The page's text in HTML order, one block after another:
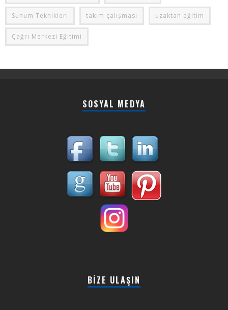
Sunum Teknikleri takım çalışması uzaktan eğitim
Çağrı Merkezi Eğitimi
SOSYAL MEDYA
BIZE ULAŞIN